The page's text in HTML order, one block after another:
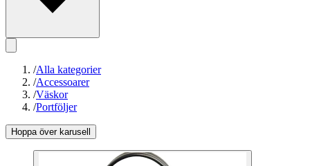
/Alla kategorier
/Accessoarer
/Väskor
/Portföljer
Hoppa över karusell